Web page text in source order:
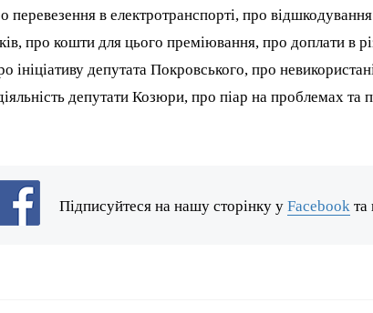
перевезення в електротранспорті, про
про кошти для цього преміювання, про доплати в
ініціативу депутата Покровського, про
депутати Козюри, про піар на проблемах та
Підписуйтеся на нашу сторінку уFacebook та